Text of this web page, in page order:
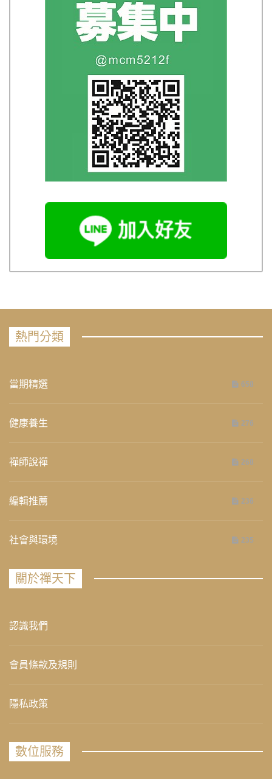
熱門分類
當期精選 658
健康養生 276
禪師說禪 268
編輯推薦 236
社會與環境 235
關於禪天下
認識我們
會員條款及規則
隱私政策
數位服務